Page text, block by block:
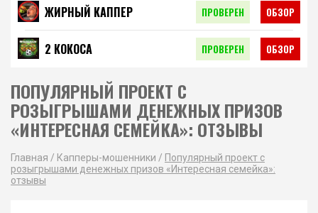
ЖИРНЫЙ КАППЕР ПРОВЕРЕН ОБЗОР
2 КОКОСА ПРОВЕРЕН ОБЗОР
ПОПУЛЯРНЫЙ ПРОЕКТ С
РОЗЫГРЫШАМИ ДЕНЕЖНЫХ ПРИЗОВ
«ИНТЕРЕСНАЯ СЕМЕЙКА»: ОТЗЫВЫ
Главная / Капперы-мошенники / Популярный проект с
розыгрышами денежных призов «Интересная семейка»:
отзывы